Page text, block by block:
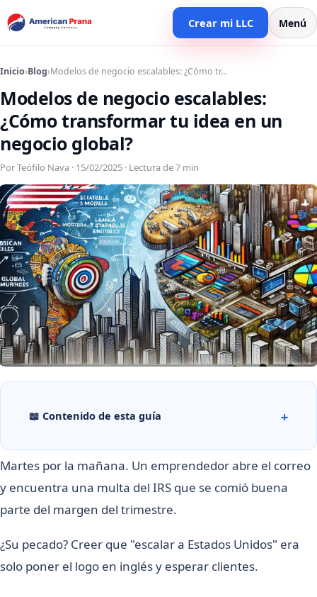
Crear mi LLC Menú
Inicio›Blog›Modelos de negocio escalables: ¿Cómo tr…
Modelos de negocio escalables:
¿Cómo transformar tu idea en un
negocio global?
Por Teófilo Nava · 15/02/2025 · Lectura de 7 min
📖 Contenido de esta guía
Martes por la mañana. Un emprendedor abre el correo
y encuentra una multa del IRS que se comió buena
parte del margen del trimestre.
¿Su pecado? Creer que "escalar a Estados Unidos" era
solo poner el logo en inglés y esperar clientes.